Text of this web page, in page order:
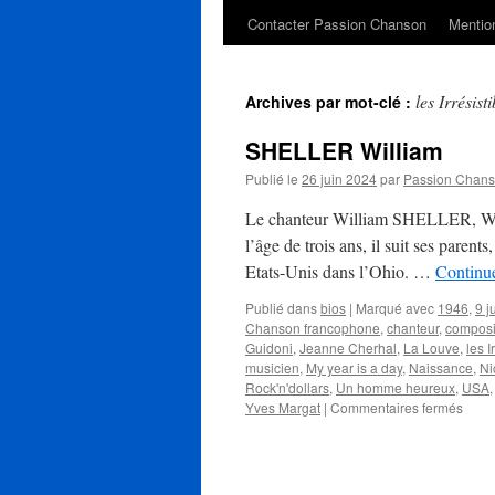
Contacter Passion Chanson
Archives par mot-clé : les
SHELLER William
Publié le 26 juin 2024par Passion
Le chanteur William SHELLER,
l’âge de trois ans, il suit ses
Etats-Unis dans l’Ohio. …
Publié dansbios | Marqué avec 1946, 9
Chanson francophone, chanteur,
Guidoni, Jeanne Cherhal, La Louve, les
musicien, My year is a day, Naissance,
Rock'n'dollars, Un homme heureux, USA,
Yves Margat | Commentaires ferméssur